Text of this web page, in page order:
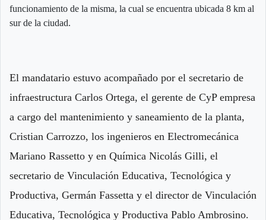
funcionamiento de la misma, la cual se encuentra ubicada 8 km al
sur de la ciudad.
El mandatario estuvo acompañado por el secretario de
infraestructura Carlos Ortega, el gerente de CyP empresa
a cargo del mantenimiento y saneamiento de la planta,
Cristian Carrozzo, los ingenieros en Electromecánica
Mariano Rassetto y en Química Nicolás Gilli, el
secretario de Vinculación Educativa, Tecnológica y
Productiva, Germán Fassetta y el director de Vinculación
Educativa, Tecnológica y Productiva Pablo Ambrosino.